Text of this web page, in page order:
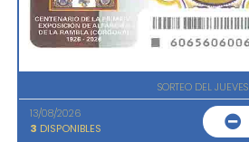
SORTEO DEL JUEVES
13/08/2026
3 DISPONIBLES